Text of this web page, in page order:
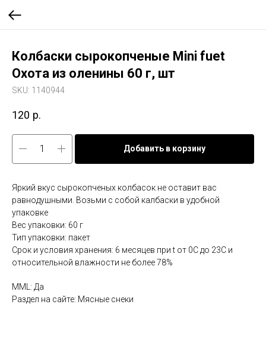
Колбаски сырокопченые Mini fuet
Охота из оленины 60 г, шт
SKU: 1140944
120 р.
Добавить в корзину
Яркий вкус сырокопченых колбасок не оставит вас
равнодушными. Возьми с собой калбаски в удобной
упаковке
Вес упаковки: 60 г
Тип упаковки: пакет
Срок и условия хранения: 6 месяцев при t от 0С до 23С и
относительной влажности не более 78%
MML: Да
Раздел на сайте: Мясные снеки